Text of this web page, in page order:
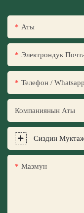
Аты
Электрондук
Телефон / Whatsapp
Компаниянын Аты
Сиздин
Мазмун